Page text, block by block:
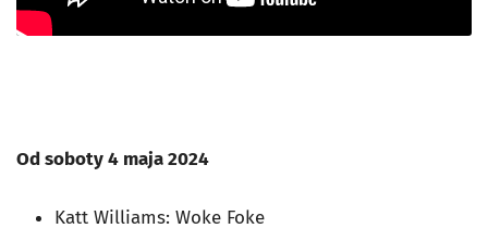
Od soboty 4 maja 2024
Katt Williams: Woke Foke